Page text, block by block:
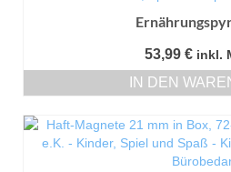
53,99 € inkl.
IN DEN